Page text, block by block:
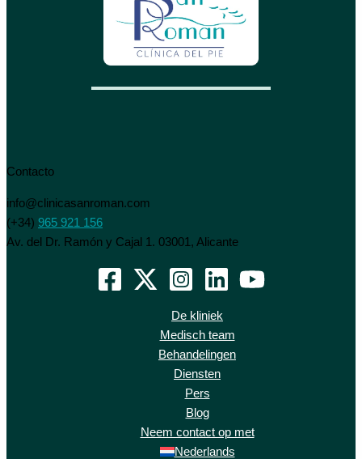
Contacto
info@clinicasanroman.com
(+34) 965 921 156
Av. del Dr. Ramón y Cajal 1. 03001, Alicante
De kliniek
Medisch team
Behandelingen
Diensten
Pers
Blog
Neem contact op met
Nederlands